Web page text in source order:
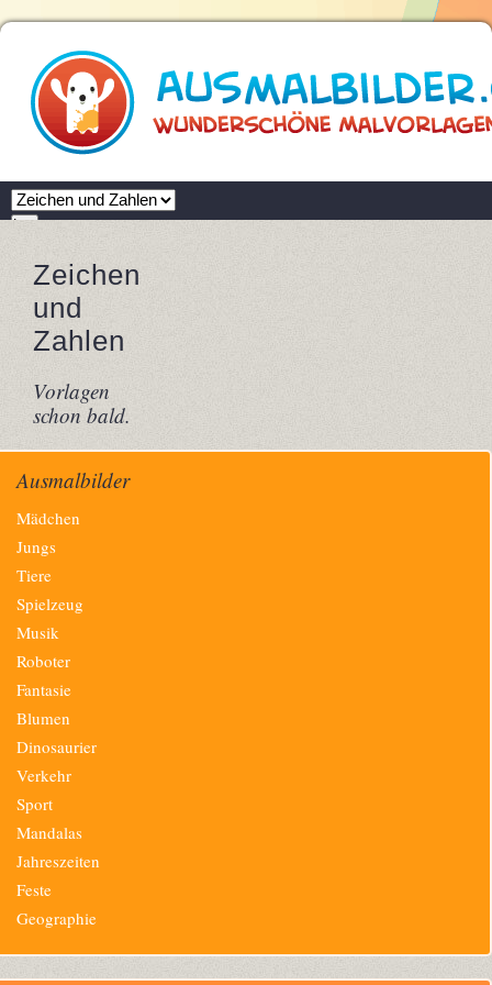
Zielseite
Los
Zeichen
und
Zahlen
Vorlagen
schon bald.
Ausmalbilder
Navigation
überspringen
Mädchen
Jungs
Tiere
Spielzeug
Musik
Roboter
Fantasie
Blumen
Dinosaurier
Verkehr
Sport
Mandalas
Jahreszeiten
Feste
Geographie